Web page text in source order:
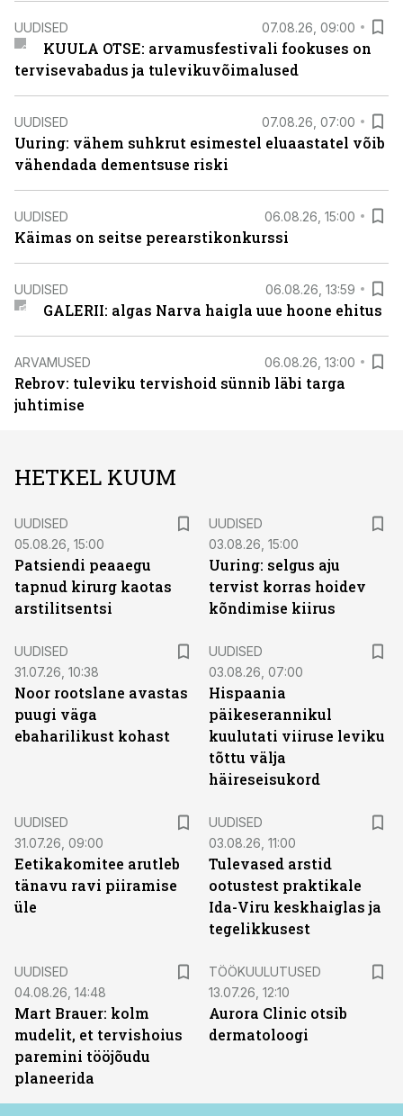
UUDISED 07.08.26, 09:00
KUULA OTSE: arvamusfestivali fookuses on
tervisevabadus ja tulevikuvõimalused
UUDISED 07.08.26, 07:00
Uuring: vähem suhkrut esimestel eluaastatel võib
vähendada dementsuse riski
UUDISED 06.08.26, 15:00
Käimas on seitse perearstikonkurssi
UUDISED 06.08.26, 13:59
GALERII: algas Narva haigla uue hoone ehitus
ARVAMUSED 06.08.26, 13:00
Rebrov: tuleviku tervishoid sünnib läbi targa
juhtimise
HETKEL KUUM
UUDISED
05.08.26, 15:00
Patsiendi peaaegu
tapnud kirurg kaotas
arstilitsentsi
UUDISED
03.08.26, 15:00
Uuring: selgus aju
tervist korras hoidev
kõndimise kiirus
UUDISED
31.07.26, 10:38
Noor rootslane avastas
puugi väga
ebaharilikust kohast
UUDISED
03.08.26, 07:00
Hispaania
päikeserannikul
kuulutati viiruse leviku
tõttu välja
häireseisukord
UUDISED
31.07.26, 09:00
Eetikakomitee arutleb
tänavu ravi piiramise
üle
UUDISED
03.08.26, 11:00
Tulevased arstid
ootustest praktikale
Ida-Viru keskhaiglas ja
tegelikkusest
UUDISED
04.08.26, 14:48
Mart Brauer: kolm
mudelit, et tervishoius
paremini tööjõudu
planeerida
TÖÖKUULUTUSED
13.07.26, 12:10
Aurora Clinic otsib
dermatoloogi